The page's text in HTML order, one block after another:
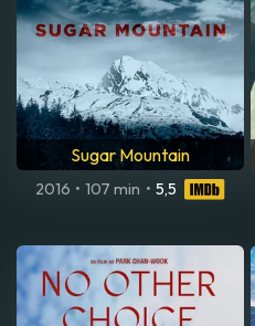
Sugar Mountain
2016 • 107 min • 5,5